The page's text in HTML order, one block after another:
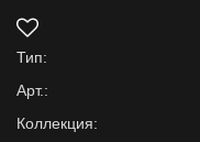
Тип:
Арт.:
Коллекция: